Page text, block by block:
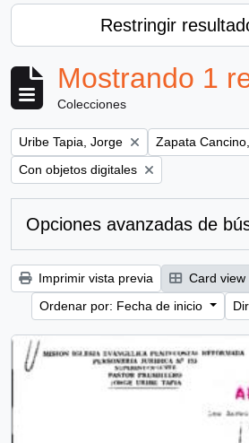
Restringir
Mostrando 1
Colecciones
Remove filter:
Uribe Tapia, Jorge Remove filter:
Zapata
Remove filter:
Con objetos digitales
Opciones avanzadas de
Imprimir vista previa Card view
Ordenar por: Fecha de inicio